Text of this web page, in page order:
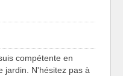
compétente en
jardin. N'hésitez pas à